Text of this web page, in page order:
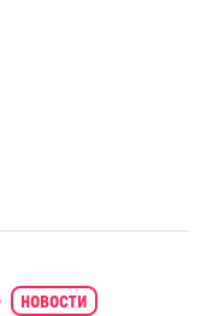
новости